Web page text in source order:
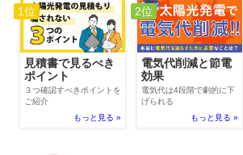
1位
見積書で見るべき
ポイント
３つ確認すべきポイントを
ご紹介
もっと見る »
2位
電気代削減と節電
効果
電気代は4段階で劇的に下
げられる
もっと見る »